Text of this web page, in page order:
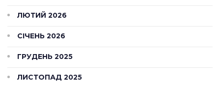
ЛЮТИЙ 2026
СІЧЕНЬ 2026
ГРУДЕНЬ 2025
ЛИСТОПАД 2025